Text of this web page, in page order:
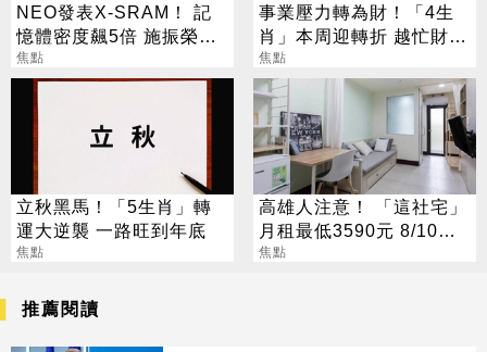
NEO發表X-SRAM！ 記
憶體密度飆5倍 施振榮：
半導體迎新革命
焦點
事業壓力轉為財！「4生
肖」本周迎轉折 越忙財運
越旺
焦點
立秋黑馬！「5生肖」轉
運大逆襲 一路旺到年底
焦點
高雄人注意！ 「這社宅」
月租最低3590元 8/10起
放申請
焦點
推薦閱讀